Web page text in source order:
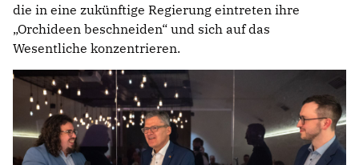
die in eine zukünftige Regierung eintreten ihre
Orchideen beschneiden“ und sich auf das
Wesentliche konzentrieren.